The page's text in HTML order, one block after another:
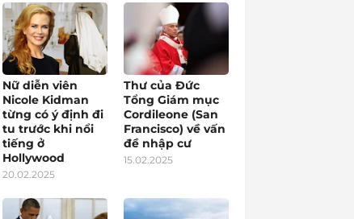
Nữ diễn viên
Nicole Kidman
từng có ý định đi
tu trước khi nổi
tiếng ở
Hollywood
20.02.2025
Thư của Đức
Tổng Giám mục
Cordileone (San
Francisco) về vấn
đề nhập cư
15.02.2025